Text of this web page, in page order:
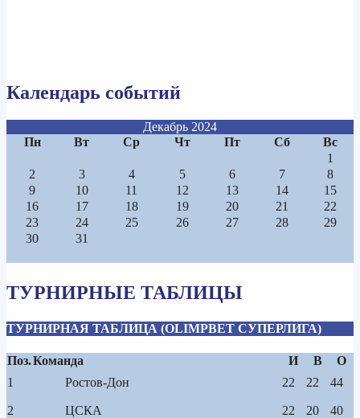
Календарь событий
Декабрь 2024
Пн
Вт Ср Чт Пт Сб
Вс
1
2
3 4 5 6 7
8
9
10 11 12 13 14
15
16
17 18 19 20 21
22
23
24 25 26 27 28
29
30
31
ТУРНИРНЫЕ ТАБЛИЦЫ
ТУРНИРНАЯ ТАБЛИЦА (OLIMPBET СУПЕРЛИГА)
Поз.Команда И В
О
1
Ростов-Дон 22 22 44
2 ЦСКА 22 20 40